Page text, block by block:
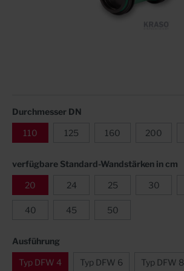
Durchmesser DN
110 125 160 200
verfügbare Standard-Wandstärken in cm
20 24 25 30
40 45 50
Ausführung
Typ DFW 4 Typ DFW 6 Typ DFW 8